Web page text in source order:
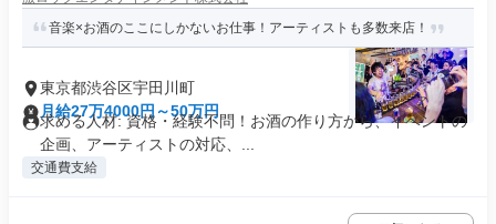
音楽×お酒のここにしかないお仕事！アーティストも多数来店！
東京都渋谷区宇田川町
月給27万4000円～50万円
求める人材: 資格・経験不問！お酒の作り方から、イベントの
企画、アーティストの対応、...
交通費支給